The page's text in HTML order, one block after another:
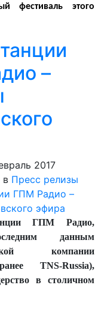
фестиваль этого
–
2017
в Пресс релизы
ГПМ Радио,
данным
компании
TNS-Russia),
в столичном